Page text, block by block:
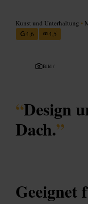
Kunst und Unterhaltung •
4,6
4,5
Bild /
“Design
Dach.”
Geeignet